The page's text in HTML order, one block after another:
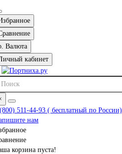
Валюта
кабинет
511-44-93 ( бесплатный по России)
нам
корзина пуста!